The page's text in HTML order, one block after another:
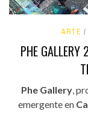
ARTE
PHE GALLERY
Phe Gallery,
emergente en